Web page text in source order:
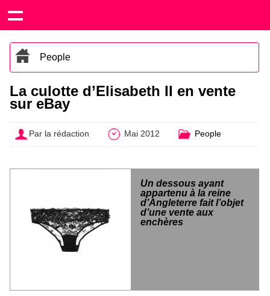
People
La culotte d’Elisabeth II en vente
sur eBay
Par la rédaction Mai 2012 People
Un dessous ayant
appartenu à la reine
d’Angleterre fait l’objet
d’une vente aux
enchères